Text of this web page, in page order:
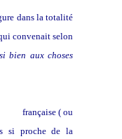
dans la totalité
convenait selon
bien aux choses
française ( ou
si proche de la